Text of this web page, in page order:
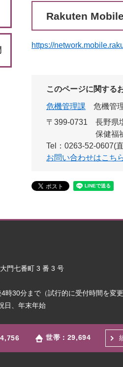
Rakuten Mobile
https://
このページに関する
危機管理課
危機管
〒399-0731
長野県
保健福
Tel：0263-52-0607(
お問い合わせはこち
門七番町 3 番 3 号
時30分まで（試行的に受付時間を変更
日、年末年始
世帯： 29,694